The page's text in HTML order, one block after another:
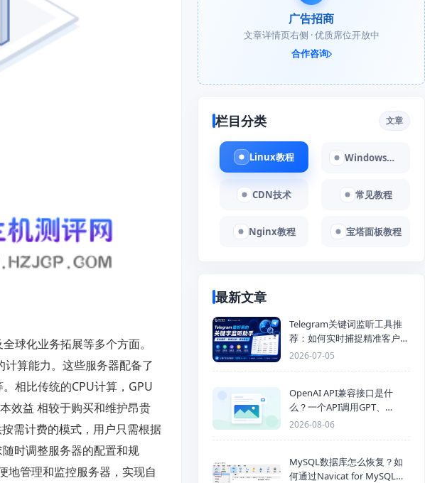
球化业务拓展等多个方面。
算能力。这些服务器配备了
相比传统的CPU计算，GPU
效益 相较于购买和维护昂贵
需计费的模式，用户只需根据
时调整服务器的配置和规
地管理和监控服务器，实现自
广告招商
文章详情页右侧 · 优质席位开放中
合作咨询
栏目分类 文章
Linux教程 Windows教程
CDN技术 常见教程
Nginx教程 宝塔面板教程
最新文章
Telegram关键词监听工具推
荐：如何实时捕捉精准客户，
提高获客效率？
2026-07-05
OpenAI API兼容接口是什
么？一个API调用GPT、
Claude、Gemini、DeepSeek
2026-08-06
MySQL数据库怎么恢复？如
何通过Navicat for MySQL导